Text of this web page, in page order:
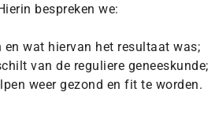
bespreken we:
wat hiervan het resultaat was;
van de reguliere geneeskunde;
weer gezond en fit te worden.